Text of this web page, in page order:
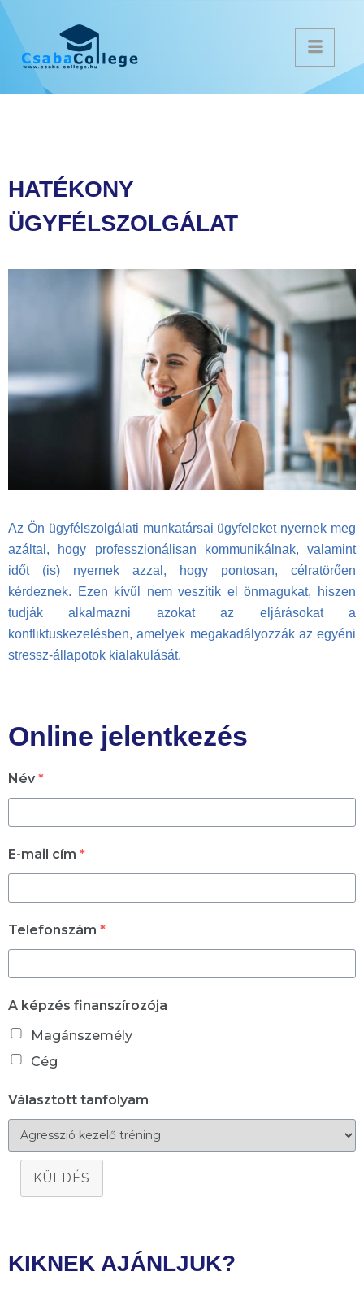
HATÉKONY
ÜGYFÉLSZOLGÁLAT
Az Ön ügyfélszolgálati munkatársai ügyfeleket nyernek meg
azáltal, hogy professzionálisan kommunikálnak, valamint
időt (is) nyernek azzal, hogy pontosan, célratörően
kérdeznek. Ezen kívűl nem veszítik el önmagukat, hiszen
tudják alkalmazni azokat az eljárásokat a
konfliktuskezelésben, amelyek megakadályozzák az egyéni
stressz-állapotok kialakulását.
Online jelentkezés
Név *
E-mail cím *
Telefonszám *
A képzés finanszírozója
Magánszemély
Cég
Választott tanfolyam
KÜLDÉS
KIKNEK AJÁNLJUK?